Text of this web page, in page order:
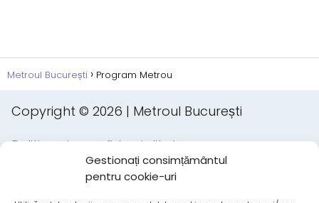
Gestionați consimțământul
pentru cookie-uri
Metroul București Program Metrou
Copyright © 2026 | Metroul București
Politica de confidențialitate
Politica privind cookie-urile